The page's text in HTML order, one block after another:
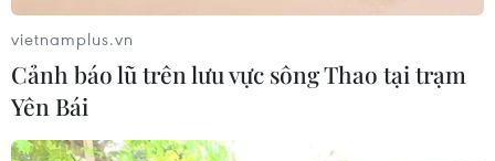
vietnamplus.vn
Cảnh báo lũ trên lưu vực sông Thao tại trạm
Yên Bái